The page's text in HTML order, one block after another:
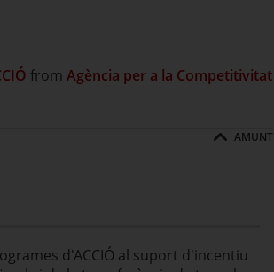
from Agència per a la Competitivitat
AMUNT
d'ACCIÓ al suport d'incentiu